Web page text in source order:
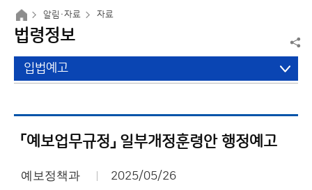
알림·자료 자료
법령정보
입법예고
「예보업무규정」 일부개정훈령안 행정예고
예보정책과 2025/05/26